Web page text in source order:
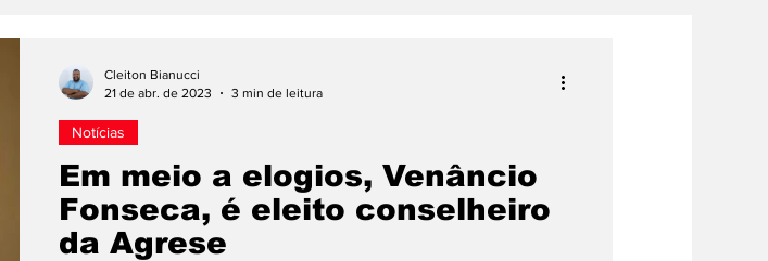
Em meio a elogios, Venâncio
Fonseca, é eleito conselheiro
da Agrese
Notícias
Cleiton Bianucci
21 de abr. de 2023
3 min de leitura